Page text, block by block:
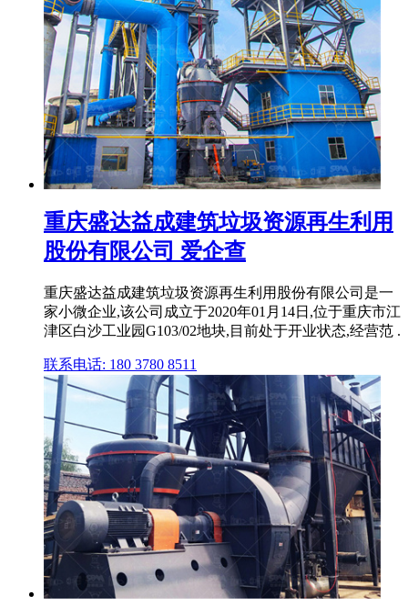
重庆盛达益成建筑垃圾资源再生利用
股份有限公司 爱企查
重庆盛达益成建筑垃圾资源再生利用股份有限公司是一
家小微企业,该公司成立于2020年01月14日,位于重庆市江
津区白沙工业园G103/02地块,目前处于开业状态,经营范 .
联系电话: 180 3780 8511